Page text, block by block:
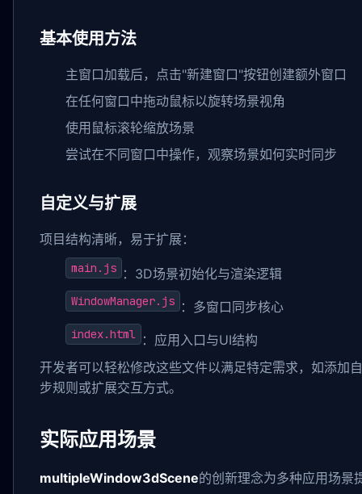
基本使用方法
主窗口加载后，点击"新建窗口"按钮创建额外窗口
在任何窗口中拖动鼠标以旋转场景视角
使用鼠标滚轮缩放场景
尝试在不同窗口中操作，观察场景如何实时同步
自定义与扩展
项目结构清晰，易于扩展：
main.js ：3D场景初始化与渲染逻辑
WindowManager.js ：多窗口同步核心
index.html ：应用入口与UI结构
开发者可以轻松修改这些文件以满足特定需求，如添加
步规则或扩展交互方式。
实际应用场景
multipleWindow3dScene的创新理念为多种应用场景